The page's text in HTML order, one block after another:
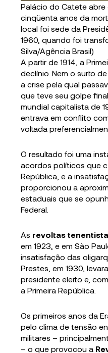
Palácio do Catete
cinqüenta anos da
local foi sede da
1960, quando foi
Silva/Agência Brasil)
A partir de 1914, a
declínio. Nem o surto
a crise pela qual
que teve seu golpe
mundial capitalista de
entrava em conflito
voltada
O resultado foi uma
acordos políticos que
República, e a
proporcionou a
estaduais que se
Federal.
As revoltas
em 1923, e em São
insatisfação das
Prestes, em 1930,
presidente eleito e,
a Primeira República.
Os primeiros anos da
pelo clima de tensão
militares –
– o que provocou a